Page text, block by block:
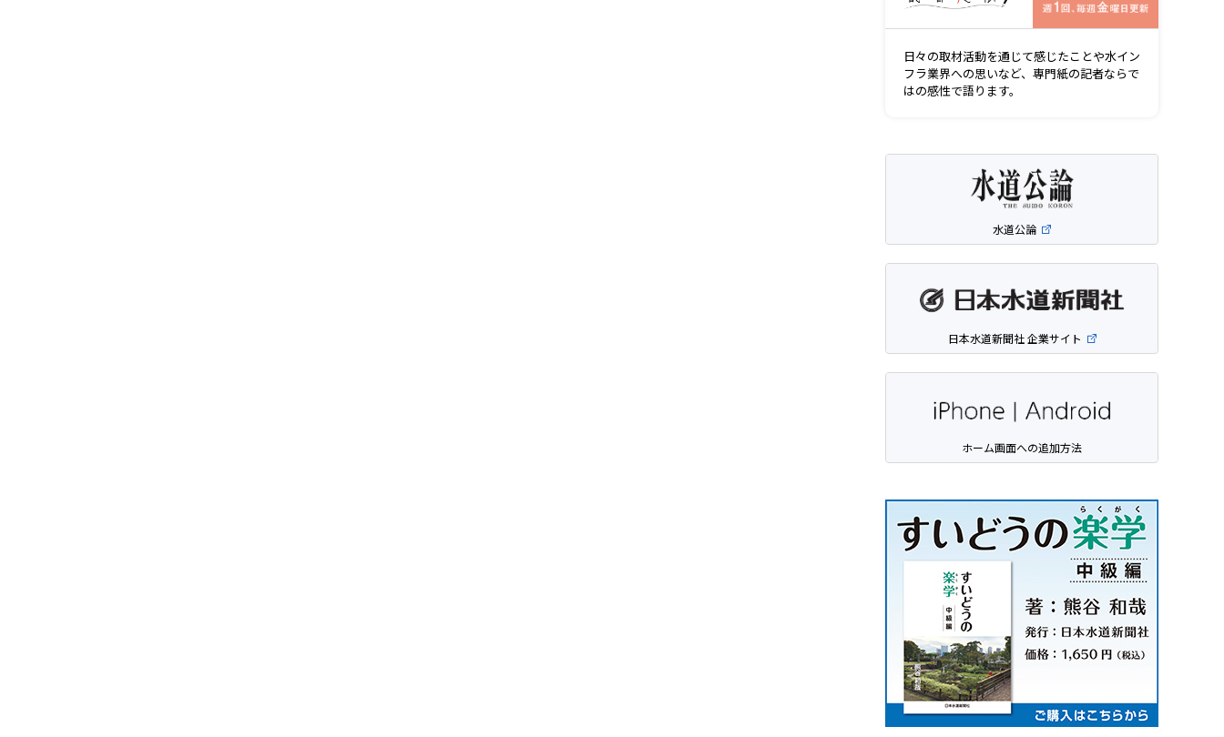
日々の取材活動を通じて感じたことや水イン
フラ業界への思いなど、専門紙の記者ならで
はの感性で語ります。
水道公論
日本水道新聞社 企業サイト
ホーム画面への追加方法